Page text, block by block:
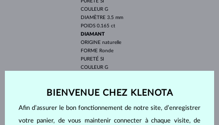
COULEUR G
DIAMÈTRE 3.5 mm
POIDS 0.165 ct
DIAMANT
ORIGINE naturelle
FORME Ronde
PURETÉ SI
COULEUR G
2.25 mm
POIDS 1.70 g
BIENVENUE CHEZ KLENOTA
Afin d’assurer le bon fonctionnement de notre site, d’enregistrer
votre panier, de vous maintenir connecter à chaque visite, de